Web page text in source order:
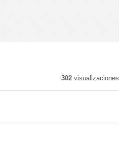
302visualizaciones